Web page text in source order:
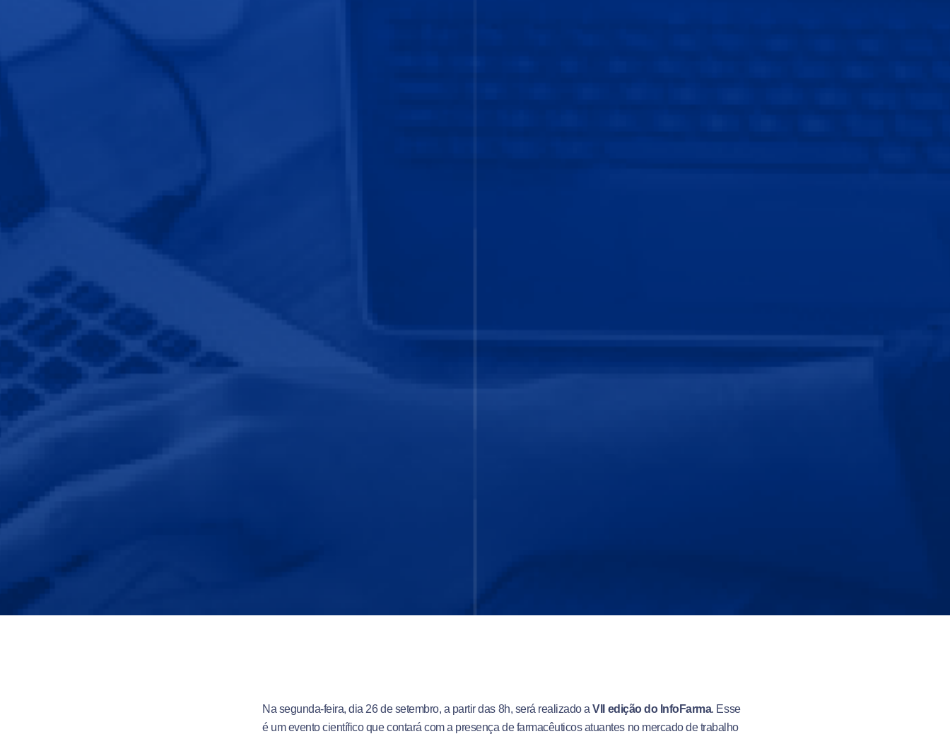
Na segunda-feira, dia 26 de setembro, a partir das 8h, será realizado aVII edição do InfoFarma. Esse
é um evento científico que contará com a presença de farmacêuticos atuantes no mercado de trabalho